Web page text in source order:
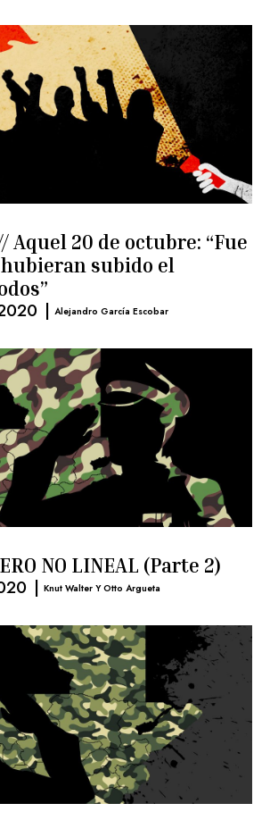
Aquel 20 de octubre: “Fue
subido el
| Alejandro García Escobar
NO LINEAL (Parte 2)
| Knut Walter Y Otto Argueta